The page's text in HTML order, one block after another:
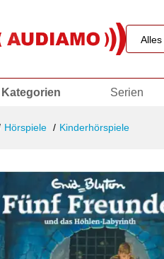
Kategorien Serien
Hörspiele Kinderhörspiele